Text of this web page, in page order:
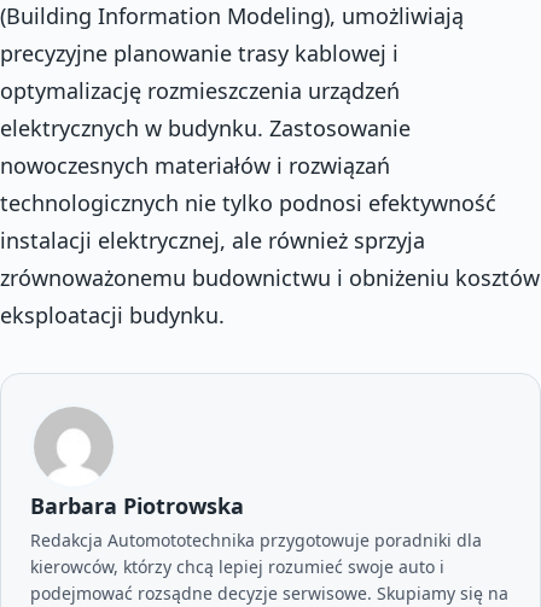
(Building Information Modeling), umożliwiają
precyzyjne planowanie trasy kablowej i
optymalizację rozmieszczenia urządzeń
elektrycznych w budynku. Zastosowanie
nowoczesnych materiałów i rozwiązań
technologicznych nie tylko podnosi efektywność
instalacji elektrycznej, ale również sprzyja
zrównoważonemu budownictwu i obniżeniu kosztów
eksploatacji budynku.
Barbara Piotrowska
Redakcja Automototechnika przygotowuje poradniki dla
kierowców, którzy chcą lepiej rozumieć swoje auto i
podejmować rozsądne decyzje serwisowe. Skupiamy się na